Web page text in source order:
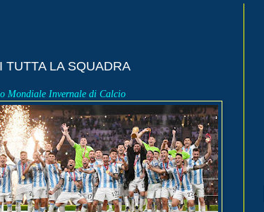
TUTTA LA SQUADRA
Mondiale Invernale di Calcio